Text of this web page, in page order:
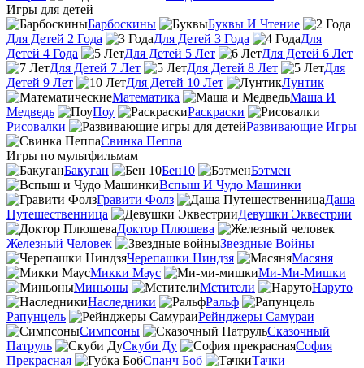
Игры для детей
Барбоскины
Буквы И Чтение
Для Детей 2 Года
Для Детей 3 Года
Для
Детей 4 Года
Для Детей 5 Лет
Для Детей 6 Лет
Для Детей 7 Лет
Для Детей 8 Лет
Для
Детей 9 Лет
Для Детей 10 Лет
Лунтик
Математика
Маша И
Медведь
Поу
Раскраски
Рисовалки
Развивающие Игры
Свинка Пеппа
Игры по мультфильмам
Бакуган
Бен10
Бэтмен
Вспыш И Чудо Машинки
Гравити Фолз
Даша
Путешественница
Девушки Эквестрии
Доктор Плюшева
Железный Человек
Звездные Войны
Черепашки Ниндзя
Масяня
Микки Маус
Ми-Ми-Мишки
Миньоны
Мстители
Наруто
Наследники
Ральф
Рапунцель
Рейнджеры Самураи
Симпсоны
Сказочный
Патруль
Скуби Ду
София
Прекрасная
Спанч Боб
Тачки